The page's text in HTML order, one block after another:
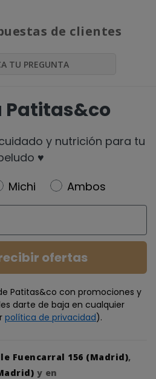
de clientes
TU PREGUNTA
Patitas&co
y nutrición para tu
♥️
Michi
Ambos
ofertas
Patitas&co con promociones y
darte de baja en cualquier
política de privacidad).
Fuencarral 156 (Madrid),
y en